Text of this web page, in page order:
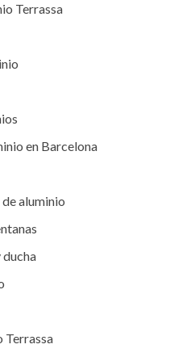
Terrassa
en Barcelona
aluminio
ducha
Terrassa